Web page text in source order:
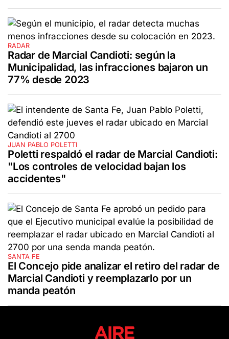
RADAR
Radar de Marcial Candioti: según la
Municipalidad, las infracciones bajaron un
77% desde 2023
JUAN PABLO POLETTI
Poletti respaldó el radar de Marcial Candioti:
"Los controles de velocidad bajan los
accidentes"
SANTA FE
El Concejo pide analizar el retiro del radar de
Marcial Candioti y reemplazarlo por un
manda peatón